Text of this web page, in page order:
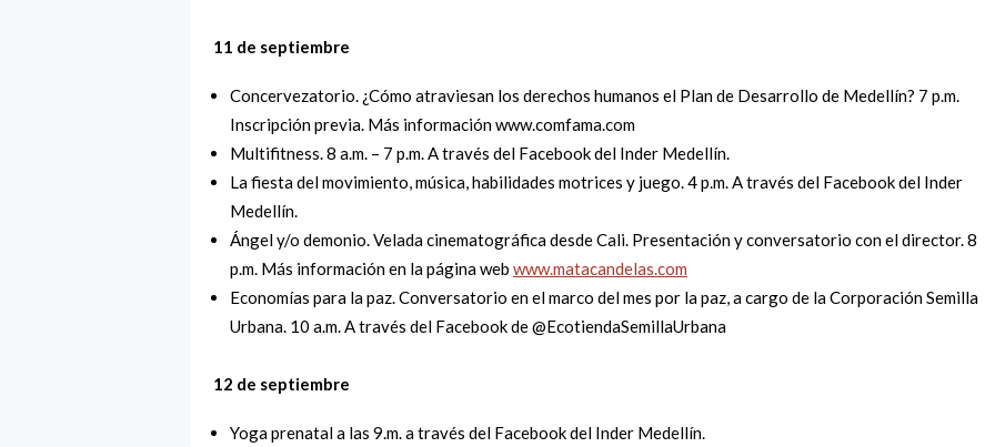
11 de septiembre
Concervezatorio. ¿Cómo atraviesan los derechos humanos el Plan de Desarrollo de Medellín? 7 p.m.
Inscripción previa. Más información www.comfama.com
Multifitness. 8 a.m. – 7 p.m. A través del Facebook del Inder Medellín.
La fiesta del movimiento, música, habilidades motrices y juego. 4 p.m. A través del Facebook del Inder
Medellín.
Ángel y/o demonio. Velada cinematográfica desde Cali. Presentación y conversatorio con el director. 8
p.m. Más información en la página web www.matacandelas.com
Economías para la paz. Conversatorio en el marco del mes por la paz, a cargo de la Corporación Semilla
Urbana. 10 a.m. A través del Facebook de @EcotiendaSemillaUrbana
12 de septiembre
Yoga prenatal a las 9.m. a través del Facebook del Inder Medellín.